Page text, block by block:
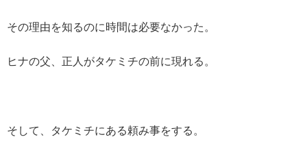
その理由を知るのに時間は必要なかった。
ヒナの父、正人がタケミチの前に現れる。
そして、タケミチにある頼み事をする。